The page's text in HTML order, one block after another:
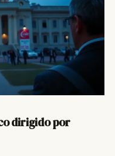
dirigido por